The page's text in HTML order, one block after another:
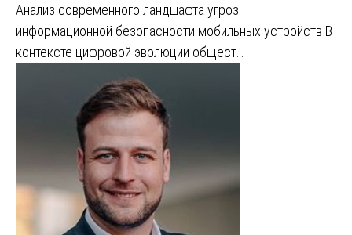
Анализ современного ландшафта угроз
информационной безопасности мобильных устройств В
контексте цифровой эволюции общест…